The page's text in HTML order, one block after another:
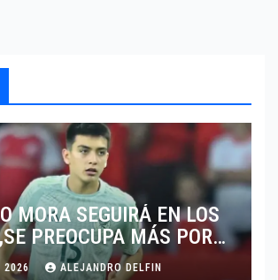
MORA SEGUIRÁ EN LOS
PREOCUPA MÁS POR
SU EQUIPO.
2026 ALEJANDRO DELFIN